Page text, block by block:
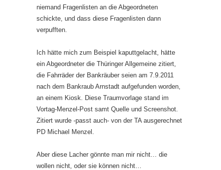
niemand Fragenlisten an die Abgeordneten
schickte, und dass diese Fragenlisten dann
verpufften.
Ich hätte mich zum Beispiel kaputtgelacht, hätte
ein Abgeordneter die Thüringer Allgemeine zitiert,
die Fahrräder der Bankräuber seien am 7.9.2011
nach dem Bankraub Arnstadt aufgefunden worden,
an einem Kiosk. Diese Traumvorlage stand im
Vortag-Menzel-Post samt Quelle und Screenshot.
Zitiert wurde -passt auch- von der TA ausgerechnet
PD Michael Menzel.
Aber diese Lacher gönnte man mir nicht… die
wollen nicht, oder sie können nicht…